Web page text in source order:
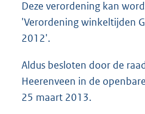
Deze verordening kan
'Verordening winkeltijden
2012'.
Aldus besloten door de
Heerenveen in de
25 maart 2013.